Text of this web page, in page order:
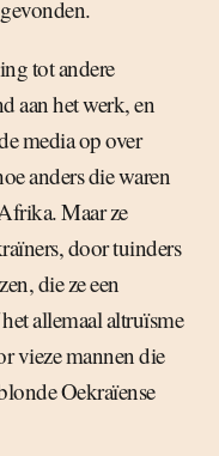
tot andere
aan het werk, en
media op over
anders die waren
Maar ze
door tuinders
die ze een
allemaal altruïsme
vieze mannen die
Oekraïense